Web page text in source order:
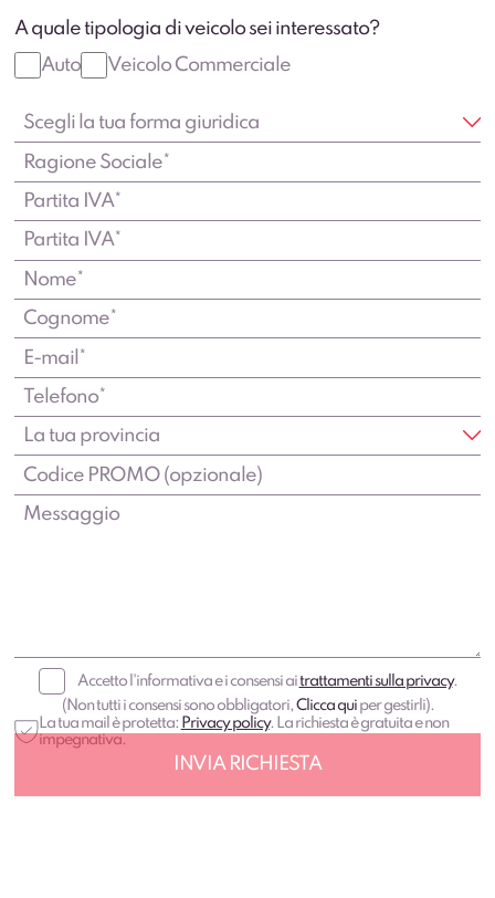
A quale tipologia di veicolo sei interessato?
Auto
Veicolo Commerciale
Accetto l'informativa e i consensi aitrattamenti sulla privacy.
(Non tutti i consensi sono obbligatori,Clicca quiper gestirli).
La tua mail è protetta: Privacy policy. La richiesta è gratuita e non
impegnativa.